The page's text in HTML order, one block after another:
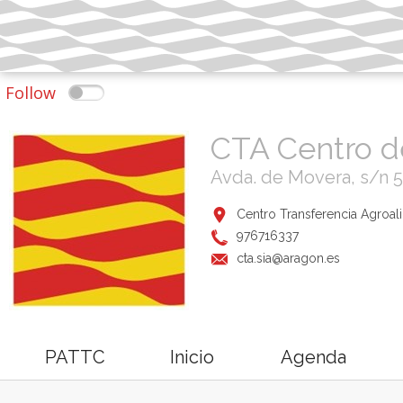
Follow
CTA Centro
Avda. de Movera, s/n
Centro Transferencia
976716337
cta.sia@aragon.es
PATTC Inicio Agenda